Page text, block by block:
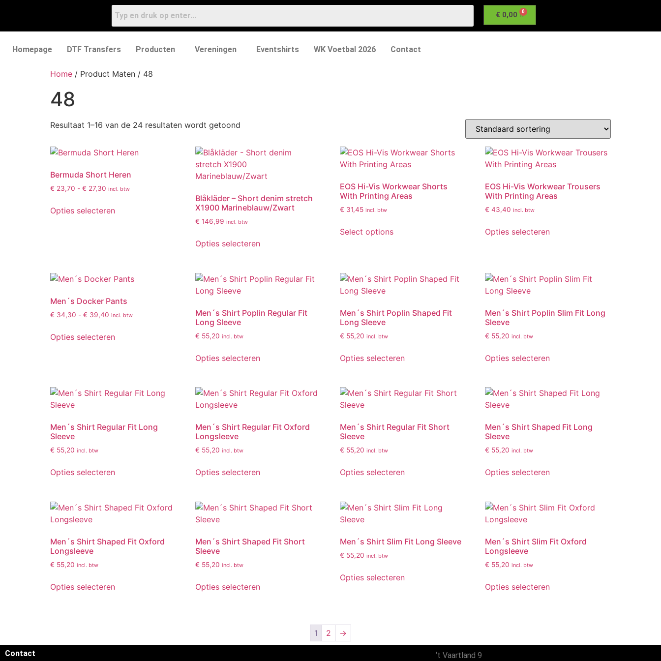
€0,00
Homepage DTF Transfers Producten Vereningen Eventshirts WK Voetbal 2026 Contact
Home / Product Maten / 48
48
Resultaat 1–16 van de 24 resultaten wordt getoond
Bermuda Short Heren
€ 23,70 - € 27,30 incl. btw
Opties selecteren
Blåkläder – Short denim stretch
X1900 Marineblauw/Zwart
€ 146,99 incl. btw
Opties selecteren
EOS Hi-Vis Workwear Shorts
With Printing Areas
€ 31,45 incl. btw
Select options
EOS Hi-Vis Workwear Trousers
With Printing Areas
€ 43,40 incl. btw
Opties selecteren
Men´s Docker Pants
€ 34,30 - € 39,40 incl. btw
Opties selecteren
Men´s Shirt Poplin Regular Fit
Long Sleeve
€ 55,20 incl. btw
Opties selecteren
Men´s Shirt Poplin Shaped Fit
Long Sleeve
€ 55,20 incl. btw
Opties selecteren
Men´s Shirt Poplin Slim Fit Long
Sleeve
€ 55,20 incl. btw
Opties selecteren
Men´s Shirt Regular Fit Long
Sleeve
€ 55,20 incl. btw
Opties selecteren
Men´s Shirt Regular Fit Oxford
Longsleeve
€ 55,20 incl. btw
Opties selecteren
Men´s Shirt Regular Fit Short
Sleeve
€ 55,20 incl. btw
Opties selecteren
Men´s Shirt Shaped Fit Long
Sleeve
€ 55,20 incl. btw
Opties selecteren
Men´s Shirt Shaped Fit Oxford
Longsleeve
€ 55,20 incl. btw
Opties selecteren
Men´s Shirt Shaped Fit Short
Sleeve
€ 55,20 incl. btw
Opties selecteren
Men´s Shirt Slim Fit Long Sleeve
€ 55,20 incl. btw
Opties selecteren
Men´s Shirt Slim Fit Oxford
Longsleeve
€ 55,20 incl. btw
Opties selecteren
1 2 →
Contact ‘t Vaartland 9